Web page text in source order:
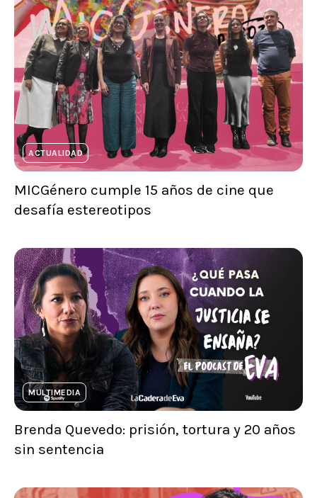
ACTUALIDAD
MICGénero cumple 15 años de cine que
desafía estereotipos
MULTIMEDIA
Brenda Quevedo: prisión, tortura y 20 años
sin sentencia